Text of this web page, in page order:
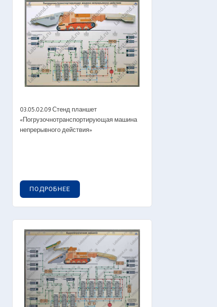
03.05.02.09 Стенд планшет
«Погрузочнотранспортирующая машина
непрерывного действия»
ПОДРОБНЕЕ